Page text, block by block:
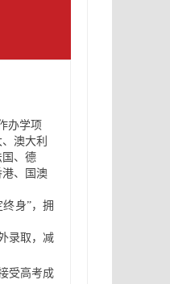
办学项
澳大利
国、德
港、
国澳
终身”，拥
录取，减
受高考成